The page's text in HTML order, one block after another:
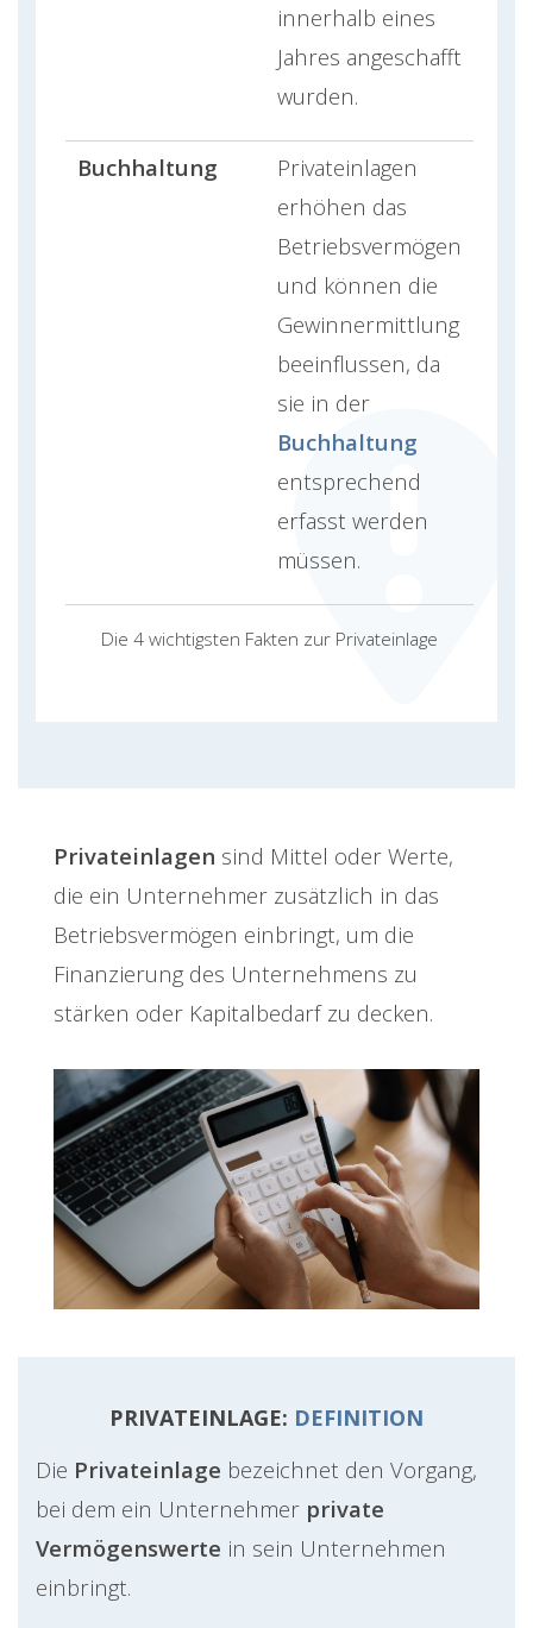
Die 4 wichtigsten Fakten zur Privateinlage
innerhalb eines
Jahres angeschafft
wurden.
Buchhaltung
Privateinlagen
erhöhen das
Betriebsvermögen
und können die
Gewinnermittlung
beeinflussen, da
sie in der
Buchhaltung
entsprechend
erfasst werden
müssen.
Privateinlagen sind Mittel oder Werte,
die ein Unternehmer zusätzlich in das
Betriebsvermögen einbringt, um die
Finanzierung des Unternehmens zu
stärken oder Kapitalbedarf zu decken.
PRIVATEINLAGE: DEFINITION
Die Privateinlage bezeichnet den Vorgang,
bei dem ein Unternehmer private
Vermögenswerte in sein Unternehmen
einbringt.